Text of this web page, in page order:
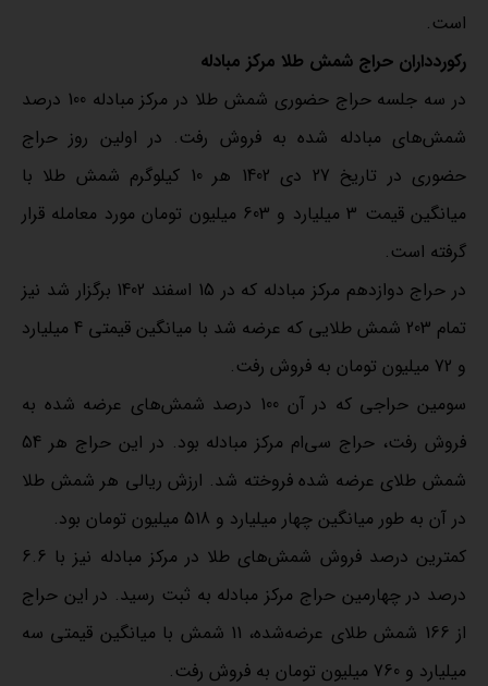
است.
رکوردداران حراج شمش طلا مرکز مبادله
در سه جلسه حراج حضوری شمش طلا در مرکز مبادله 100 درصد
شمش‌های مبادله شده به فروش رفت. در اولین روز حراج
حضوری در تاریخ 27 دی 1402 هر 10 کیلوگرم شمش طلا با
میانگین قیمت 3 میلیارد و 603 میلیون تومان مورد معامله قرار
گرفته است.
در حراج دوازدهم مرکز مبادله که در 15 اسفند 1402 برگزار شد نیز
تمام 203 شمش طلایی که عرضه شد با میانگین قیمتی 4 میلیارد
و 72 میلیون تومان به فروش رفت.
سومین حراجی که در آن 100 درصد شمش‌های عرضه شده به
فروش رفت، حراج سی‌ام مرکز مبادله بود. در این حراج هر 54
شمش طلای عرضه شده فروخته شد. ارزش ریالی هر شمش طلا
در آن به طور میانگین چهار میلیارد و 518 میلیون تومان بود.
کمترین درصد فروش شمش‌های طلا در مرکز مبادله نیز با 6.6
درصد در چهارمین حراج مرکز مبادله به ثبت رسید. در این حراج
از 166 شمش طلای عرضه‌شده، 11 شمش با میانگین قیمتی سه
میلیارد و 760 میلیون تومان به فروش رفت.